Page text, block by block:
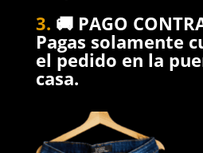
3. 🚚 PAGO
Pagas solamente
el pedido en la
casa.